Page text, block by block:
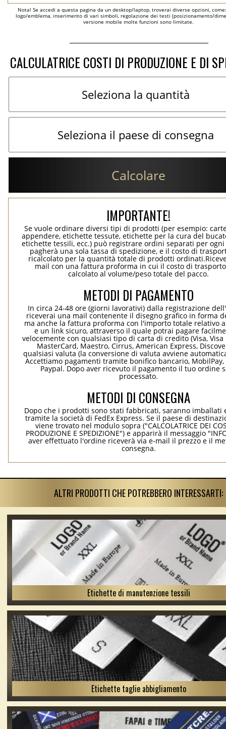
Nota! Se accedi a questa pagina da un desktop/laptop, troverai diverse opzioni,
logo/emblema, inserimento di vari simboli, regolazione dei testi (posizionamento/
versione mobile molte funzioni sono limitate.
CALCULATRICE COSTI DI PRODUZIONE E DI
Calcolare
IMPORTANTE!
Se vuole ordinare diversi tipi di prodotti (per esempio:
appendere, etichette tessute, etichette per la cura del
etichette tessili, ecc.) può registrare ordini separati per
pagherà una sola tassa di spedizione, e il costo di
ricalcolato per la quantità totale di prodotti
mail con una fattura proforma in cui il costo di
calcolato al volume/peso totale del pacco.
METODI DI PAGAMENTO
In circa 24-48 ore (giorni lavorativi) dalla registrazione
riceverai una mail contenente il disegno grafico in forma
ma anche la fattura proforma con l'importo totale relativo
e un link sicuro, attraverso il quale potrai pagare
velocemente con qualsiasi tipo di carta di credito (Visa, Visa
MasterCard, Maestro, Cirrus, American Express,
qualsiasi valuta (la conversione di valuta avviene
Accettiamo pagamenti tramite bonifico bancario, MobilPay,
Paypal. Dopo aver ricevuto il pagamento il tuo ordine
processato.
METODI DI CONSEGNA
Dopo che i prodotti sono stati fabbricati, saranno imballati
tramite la società di FedEx Express. Se il paese di
viene trovato nel modulo sopra ("CALCOLATRICE DEI
PRODUZIONE E SPEDIZIONE") e apparirà il messaggio
aver effettuato l'ordine riceverà via e-mail il prezzo e il
consegna.
ALTRI PRODOTTI CHE POTREBBERO INTERESSARTI:
Etichette di manutenzione tessili
Etichette taglie abbigliamento